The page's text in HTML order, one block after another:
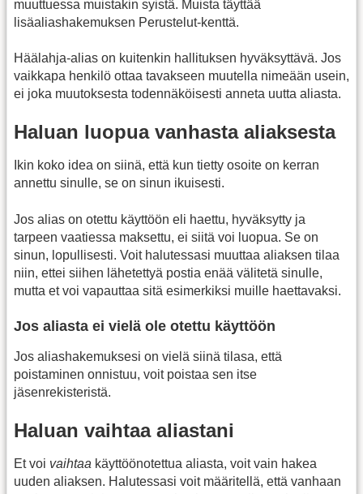
muuttuessa muistakin syistä. Muista täyttää
lisäaliashakemuksen Perustelut-kenttä.
Häälahja-alias on kuitenkin hallituksen hyväksyttävä. Jos
vaikkapa henkilö ottaa tavakseen muutella nimeään usein,
ei joka muutoksesta todennäköisesti anneta uutta aliasta.
Haluan luopua vanhasta aliaksesta
Ikin koko idea on siinä, että kun tietty osoite on kerran
annettu sinulle, se on sinun ikuisesti.
Jos alias on otettu käyttöön eli haettu, hyväksytty ja
tarpeen vaatiessa maksettu, ei siitä voi luopua. Se on
sinun, lopullisesti. Voit halutessasi muuttaa aliaksen tilaa
niin, ettei siihen lähetettyä postia enää välitetä sinulle,
mutta et voi vapauttaa sitä esimerkiksi muille haettavaksi.
Jos aliasta ei vielä ole otettu käyttöön
Jos aliashakemuksesi on vielä siinä tilasa, että
poistaminen onnistuu, voit poistaa sen itse
jäsenrekisteristä.
Haluan vaihtaa aliastani
Et voi vaihtaa käyttöönotettua aliasta, voit vain hakea
uuden aliaksen. Halutessasi voit määritellä, että vanhaan